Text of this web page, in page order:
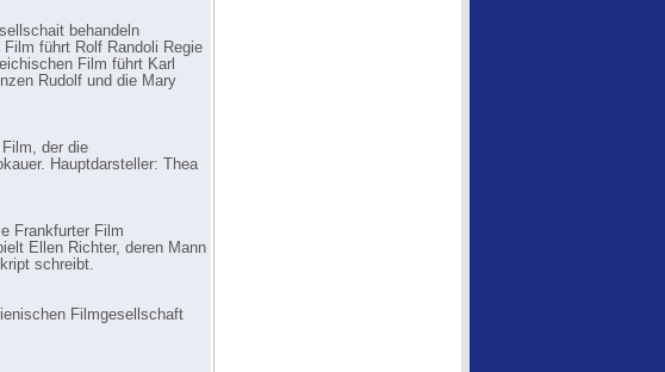
behandeln
führt Rolf Randoli Regie
Film führt Karl
Rudolf und die Mary
der die
Hauptdarsteller: Thea
Frankfurter Film
Ellen Richter, deren Mann
schreibt.
Filmgesellschaft